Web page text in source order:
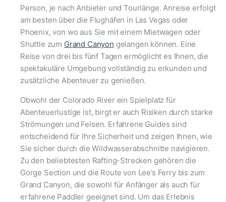
Person, je nach Anbieter und Tourlänge. Anreise erfolgt
am besten über die Flughäfen in Las Vegas oder
Phoenix, von wo aus Sie mit einem Mietwagen oder
Shuttle zum Grand Canyon gelangen können. Eine
Reise von drei bis fünf Tagen ermöglicht es Ihnen, die
spektakuläre Umgebung vollständig zu erkunden und
zusätzliche Abenteuer zu genießen.
Obwohl der Colorado River ein Spielplatz für
Abenteuerlustige ist, birgt er auch Risiken durch starke
Strömungen und Felsen. Erfahrene Guides sind
entscheidend für Ihre Sicherheit und zeigen Ihnen, wie
Sie sicher durch die Wildwasserabschnitte navigieren.
Zu den beliebtesten Rafting-Strecken gehören die
Gorge Section und die Route von Lee’s Ferry bis zum
Grand Canyon, die sowohl für Anfänger als auch für
erfahrene Paddler geeignet sind. Um das Erlebnis